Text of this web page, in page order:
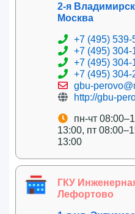
2-я
Москва
+7 (495) 539-
+7 (495) 304-
+7 (495) 304-
+7 (495) 304-
gbu-
http://gbu-
пн-чт
13:00, пт
13:00
ГКУ
Лефортово